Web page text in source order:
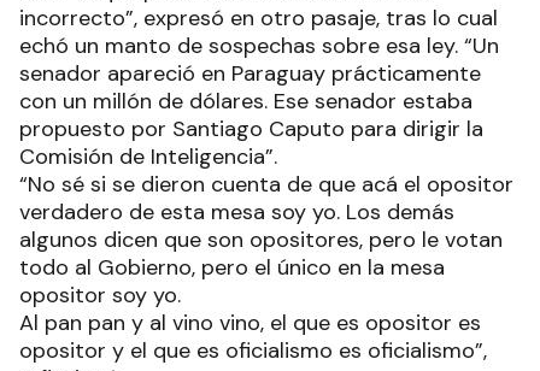
incorrecto”, expresó en otro pasaje, tras lo cual
echó un manto de sospechas sobre esa ley. “Un
senador apareció en Paraguay prácticamente
con un millón de dólares. Ese senador estaba
propuesto por Santiago Caputo para dirigir la
Comisión de Inteligencia”.
“No sé si se dieron cuenta de que acá el opositor
verdadero de esta mesa soy yo. Los demás
algunos dicen que son opositores, pero le votan
todo al Gobierno, pero el único en la mesa
opositor soy yo.
Al pan pan y al vino vino, el que es opositor es
opositor y el que es oficialismo es oficialismo”,